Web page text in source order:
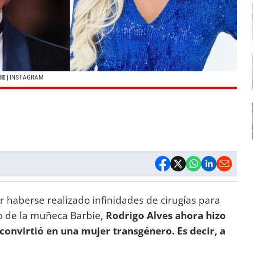
| INSTAGRAM
realizado infinidades de cirugías para
de la muñeca Barbie, Rodrigo Alves ahora hizo
en una mujer transgénero. Es decir, a